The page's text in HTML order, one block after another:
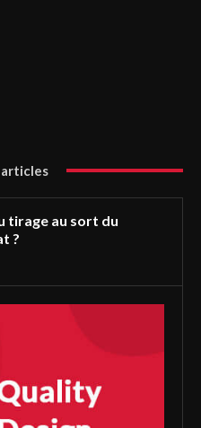
tirage au sort du
?